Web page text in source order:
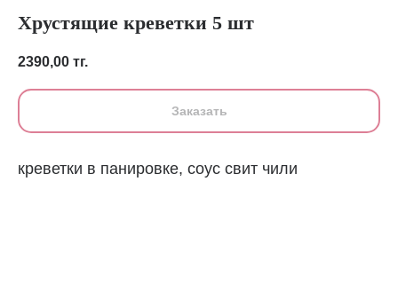
Хрустящие креветки 5 шт
2390,00 тг.
Заказать
креветки в панировке, соус свит чили